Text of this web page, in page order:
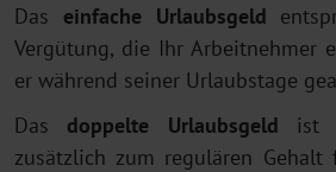
Das einfache Urlaubsgeld
Vergütung, die Ihr Arbeitnehmer
er während seiner Urlaubstage
Das doppelte Urlaubsgeld ist
zusätzlich zum regulären